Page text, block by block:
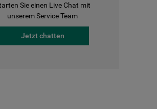
Sie einen Live Chat mit
unserem Service Team
Jetzt chatten